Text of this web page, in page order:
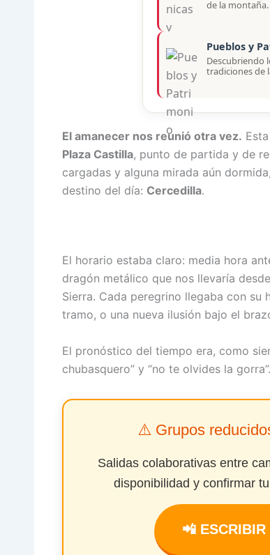
de la montaña.
Pueblos y
Descubriendo
tradiciones de
El amanecer nos reunió otra vez.
Plaza Castilla, punto de partida y de
cargadas y alguna mirada aún
destino del día: Cercedilla.
El horario estaba claro: media hora
dragón metálico que nos llevaría
Sierra. Cada peregrino llegaba con
tramo, o una nueva ilusión bajo el
El pronóstico del tiempo era, como
chubasquero” y “no te olvides la
⚠️ Grupos
Salidas colaborativas entre
disponibilidad y confirmar
📲